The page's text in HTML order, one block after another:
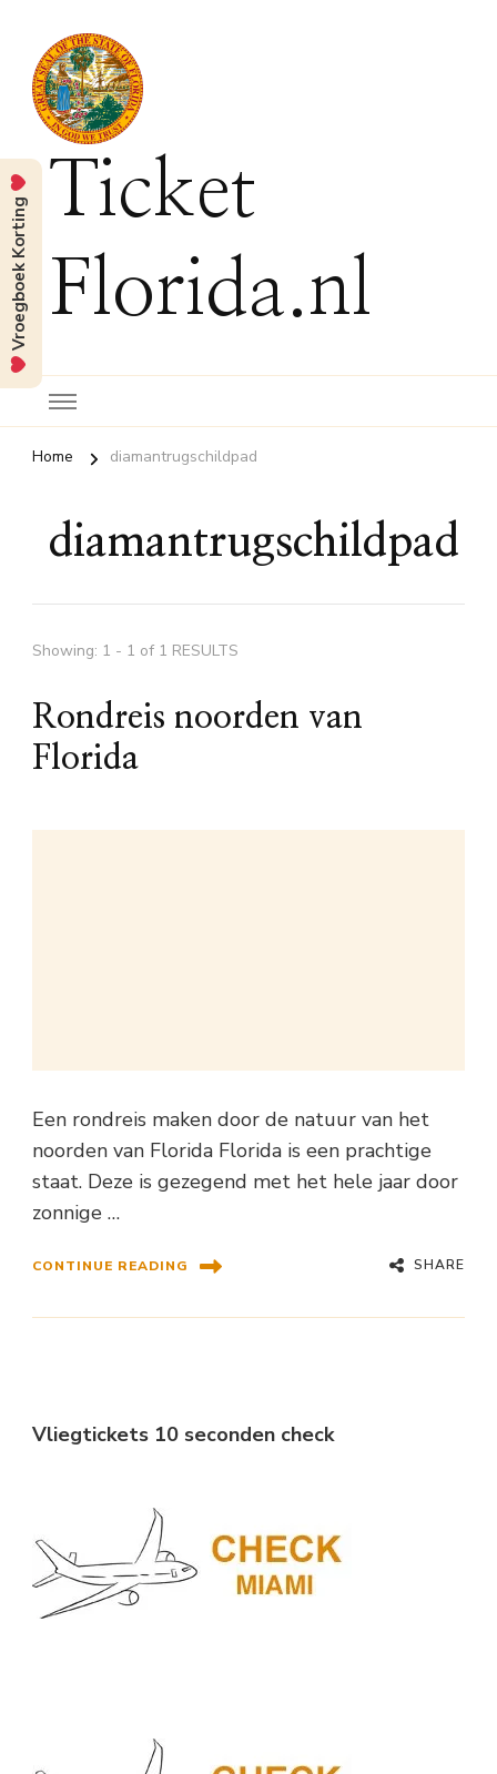
Ticket
Florida.nl
Home diamantrugschildpad
diamantrugschildpad
Showing: 1 - 1 of 1 RESULTS
Rondreis noorden van
Florida
Een rondreis maken door de natuur van het
noorden van Florida Florida is een prachtige
staat. Deze is gezegend met het hele jaar door
zonnige …
CONTINUE READING SHARE
Vliegtickets 10 seconden check
Vroegboek Korting